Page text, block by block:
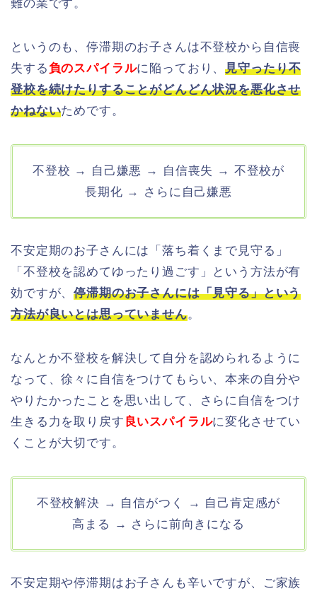
難の業です。
というのも、停滞期のお子さんは不登校から自信喪
失する負のスパイラルに陥っており、見守ったり不
登校を続けたりすることがどんどん状況を悪化させ
かねないためです。
不登校 → 自己嫌悪 → 自信喪失 → 不登校が
長期化 → さらに自己嫌悪
不安定期のお子さんには「落ち着くまで見守る」
「不登校を認めてゆったり過ごす」という方法が有
効ですが、停滞期のお子さんには「見守る」という
方法が良いとは思っていません。
なんとか不登校を解決して自分を認められるように
なって、徐々に自信をつけてもらい、本来の自分や
やりたかったことを思い出して、さらに自信をつけ
生きる力を取り戻す 良いスパイラルに変化させてい
くことが大切です。
不登校解決 → 自信がつく → 自己肯定感が
高まる → さらに前向きになる
不安定期や停滞期はお子さんも辛いですが、ご家族